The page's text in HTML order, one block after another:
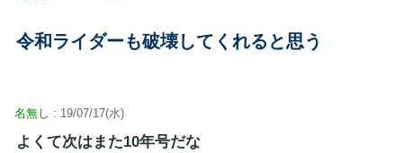
令和ライダーも破壊してくれると思う
名無し : 19/07/17(水)
よくて次はまた10年号だな